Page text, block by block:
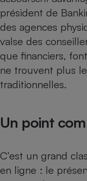
président de
des agences
valse des
que financiers,
ne trouvent plus
traditionnelles.
Un point
C’est un grand
en ligne : le